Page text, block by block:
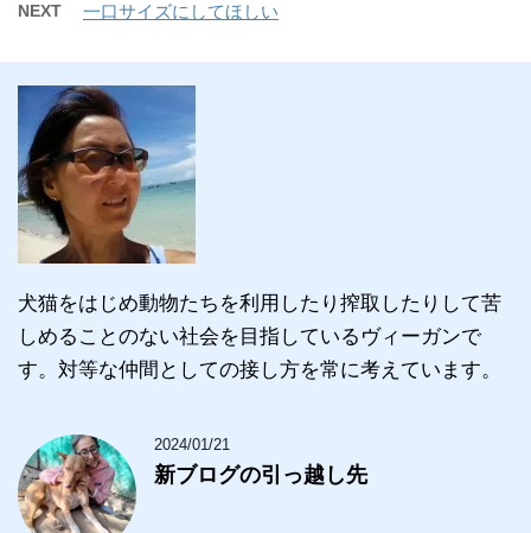
NEXT 一口サイズにしてほしい
犬猫をはじめ動物たちを利用したり搾取したりして苦
しめることのない社会を目指しているヴィーガンで
す。対等な仲間としての接し方を常に考えています。
2024/01/21
新ブログの引っ越し先